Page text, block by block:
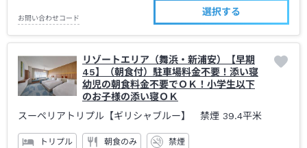
お問い合わせコード
選択する
リゾートエリア（舞浜・新浦安）【早期
45】（朝食付）駐車場料金不要！添い寝
幼児の朝食料金不要でＯＫ！小学生以下
のお子様の添い寝ＯＫ
スーペリアトリプル【ギリシャブルー】 禁煙 39.4平米
トリプル 朝食のみ 禁煙